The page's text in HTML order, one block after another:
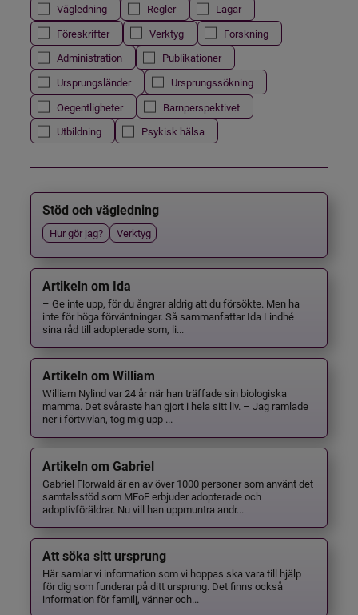
Vägledning
Regler
Lagar
Föreskrifter
Verktyg
Forskning
Administration
Publikationer
Ursprungsländer
Ursprungssökning
Oegentligheter
Barnperspektivet
Utbildning
Psykisk hälsa
Stöd och vägledning
Hur gör jag? Verktyg
Artikeln om Ida
– Ge inte upp, för du ångrar aldrig att du försökte. Men ha
inte för höga förväntningar. Så sammanfattar Ida Lindhé
sina råd till adopterade som, li...
Artikeln om William
William Nylind var 24 år när han träffade sin biologiska
mamma. Det svåraste han gjort i hela sitt liv. – Jag ramlade
ner i förtvivlan, tog mig upp ...
Artikeln om Gabriel
Gabriel Florwald är en av över 1000 personer som använt det
samtalsstöd som MFoF erbjuder adopterade och
adoptivföräldrar. Nu vill han uppmuntra andr...
Att söka sitt ursprung
Här samlar vi information som vi hoppas ska vara till hjälp
för dig som funderar på ditt ursprung. Det finns också
information för familj, vänner och...